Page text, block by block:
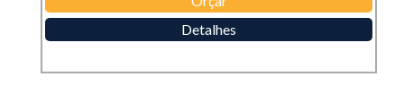
Detalhes